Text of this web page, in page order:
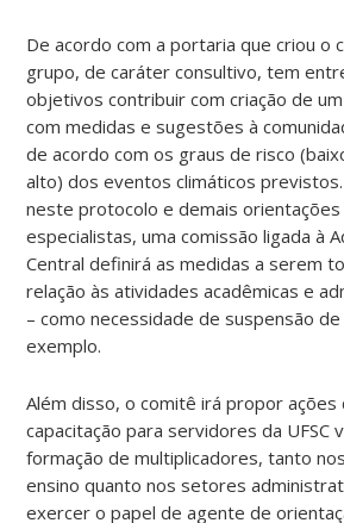
De acordo com a portaria que criou o
grupo, de caráter consultivo, tem
objetivos contribuir com criação de
com medidas e sugestões à
de acordo com os graus de risco
alto) dos eventos climáticos
neste protocolo e demais orientações
especialistas, uma comissão ligada à
Central definirá as medidas a serem
relação às atividades acadêmicas e
– como necessidade de suspensão
exemplo.
Além disso, o comitê irá propor ações
capacitação para servidores da UFSC
formação de multiplicadores, tanto
ensino quanto nos setores
exercer o papel de agente de